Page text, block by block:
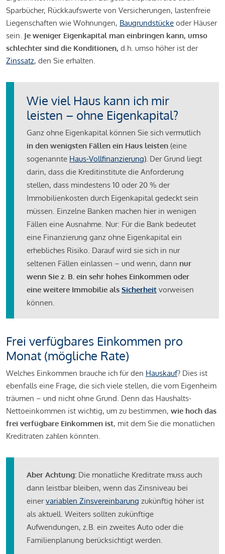
Sparbücher, Rückkaufswerte von Versicherungen, lastenfreie
Liegenschaften wie Wohnungen, Baugrundstücke oder Häuser
sein. Je weniger Eigenkapital man einbringen kann, umso
schlechter sind die Konditionen, d.h. umso höher ist der
Zinssatz, den Sie erhalten.
Wie viel Haus kann ich mir
leisten – ohne Eigenkapital?
Ganz ohne Eigenkapital können Sie sich vermutlich
in den wenigsten Fällen ein Haus leisten (eine
sogenannte Haus-Vollfinanzierung). Der Grund liegt
darin, dass die Kreditinstitute die Anforderung
stellen, dass mindestens 10 oder 20 % der
Immobilienkosten durch Eigenkapital gedeckt sein
müssen. Einzelne Banken machen hier in wenigen
Fällen eine Ausnahme. Nur: Für die Bank bedeutet
eine Finanzierung ganz ohne Eigenkapital ein
erhebliches Risiko. Darauf wird sie sich in nur
seltenen Fällen einlassen – und wenn, dann nur
wenn Sie z. B. ein sehr hohes Einkommen oder
eine weitere Immobilie als Sicherheit vorweisen
können.
Frei verfügbares Einkommen pro
Monat (mögliche Rate)
Welches Einkommen brauche ich für den Hauskauf? Dies ist
ebenfalls eine Frage, die sich viele stellen, die vom Eigenheim
träumen – und nicht ohne Grund. Denn das Haushalts-
Nettoeinkommen ist wichtig, um zu bestimmen, wie hoch das
frei verfügbare Einkommen ist, mit dem Sie die monatlichen
Kreditraten zahlen könnten.
Aber Achtung: Die monatliche Kreditrate muss auch
dann leistbar bleiben, wenn das Zinsniveau bei
einervariablen Zinsvereinbarung zukünftig höher ist
als aktuell. Weiters sollten zukünftige
Aufwendungen, z.B. ein zweites Auto oder die
Familienplanung berücksichtigt werden.